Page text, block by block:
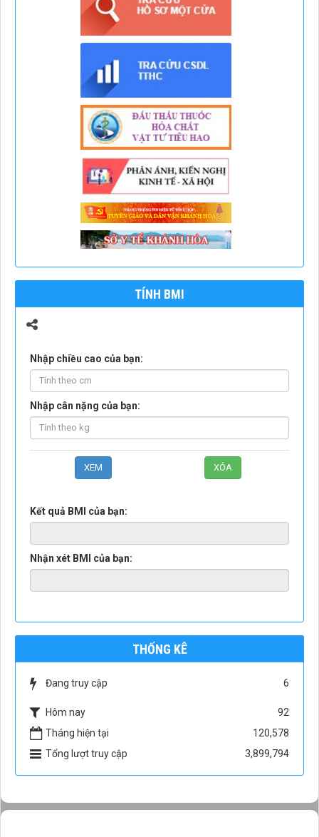
TÍNH BMI
Nhập chiều cao của bạn:
Nhập cân nặng của bạn:
Kết quả BMI của bạn:
Nhận xét BMI của bạn:
THỐNG KÊ
Đang truy cập 6
Hôm nay
92
Tháng hiện tại
120,578
Tổng lượt truy cập
3,899,794